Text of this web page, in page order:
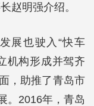
赵明强介绍。
展也驶入“快车
机构形成并驾齐
，助推了青岛市
。2016年，青岛